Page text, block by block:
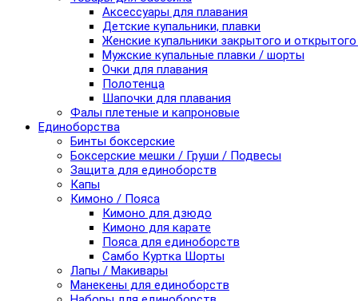
Аксессуары для плавания
Детские купальники, плавки
Женские купальники закрытого и
Мужские купальные плавки / шорты
Очки для плавания
Полотенца
Шапочки для плавания
Фалы плетеные и капроновые
Единоборства
Бинты боксерские
Боксерские мешки / Груши / Подвесы
Защита для единоборств
Капы
Кимоно / Пояса
Кимоно для дзюдо
Кимоно для карате
Пояса для единоборств
Самбо Куртка Шорты
Лапы / Макивары
Манекены для единоборств